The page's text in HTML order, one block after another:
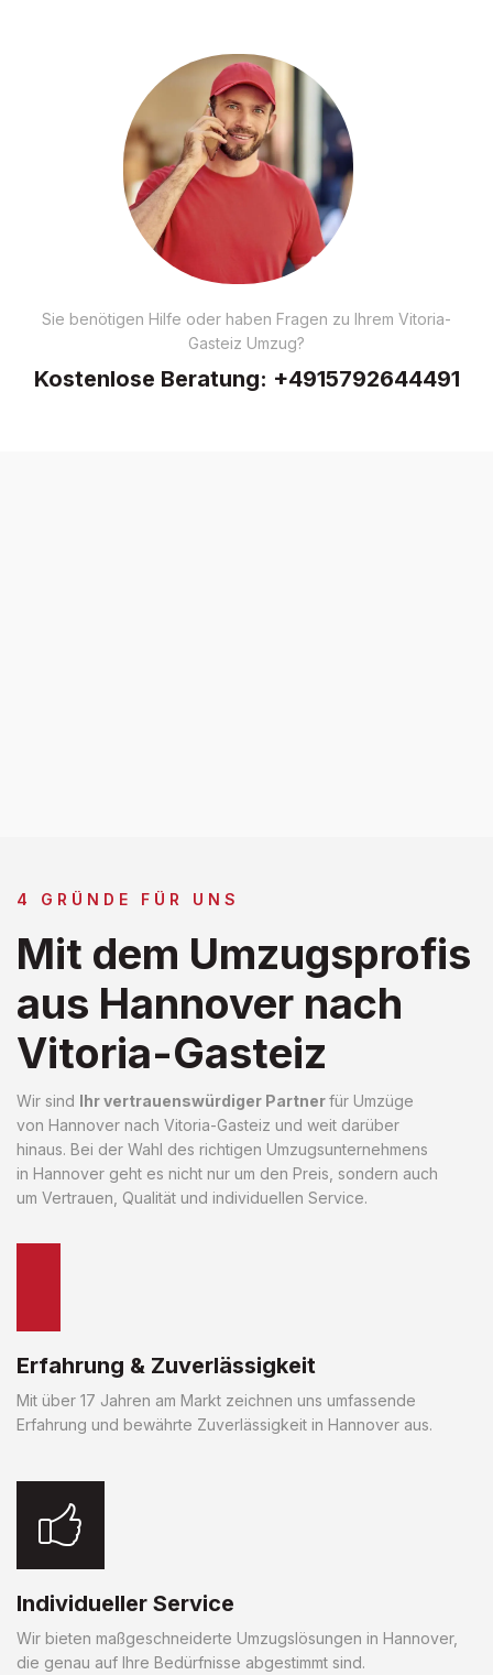
Sie benötigen Hilfe oder haben Fragen zu Ihrem Vitoria-
Gasteiz Umzug?
Kostenlose Beratung: +4915792644491
4 GRÜNDE FÜR UNS
Mit dem Umzugsprofis
aus Hannover nach
Vitoria-Gasteiz
Wir sind Ihr vertrauenswürdiger Partnerfür Umzüge
von Hannover nach Vitoria-Gasteiz und weit darüber
hinaus. Bei der Wahl des richtigen Umzugsunternehmens
in Hannover geht es nicht nur um den Preis, sondern auch
um Vertrauen, Qualität und individuellen Service.
Erfahrung & Zuverlässigkeit
Mit über 17 Jahren am Markt zeichnen uns umfassende
Erfahrung und bewährte Zuverlässigkeit in Hannover aus.
Individueller Service
Wir bieten maßgeschneiderte Umzugslösungen in Hannover,
die genau auf Ihre Bedürfnisse abgestimmt sind.